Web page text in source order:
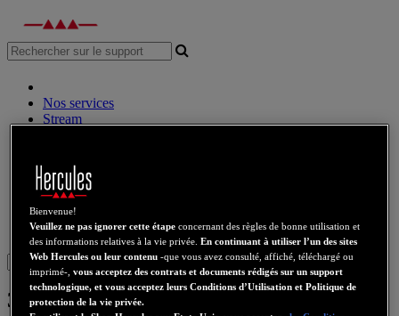
Nos services
Stream
Contrôleurs DJ
Casques DJ
Enceintes DJ
Ancienne collection
Webcams Cartes Son WiFi CPL eCafé Cartes Video
Sign in
3D Prophet SE
Bienvenue!
Veuillez ne pas ignorer cette étape concernant des règles de bonne utilisation et
des informations relatives à la vie privée.En continuant à utiliser l’un des sites
Web Hercules ou leur contenu-que vous avez consulté, affiché, téléchargé ou
imprimé-,vous acceptez des contrats et documents rédigés sur un support
technologique, et vous acceptez leurs Conditions d’Utilisation et Politique de
protection de la vie privée.